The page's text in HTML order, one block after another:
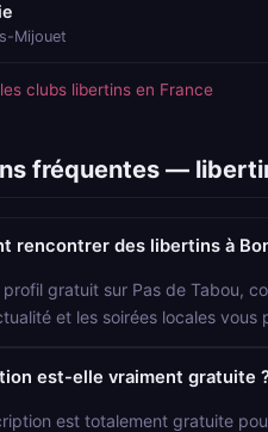
Mijouet
clubs libertins en France
fréquentes —
rencontrer des libertins à
profil gratuit sur Pas de Tabou,
et les soirées locales
est-elle vraiment gratuite
est totalement gratuite